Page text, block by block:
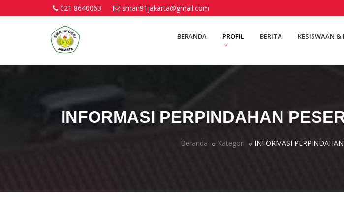
021 8640063 sman91jakarta@gmail.com
BERANDA PROFIL BERITA KESISWAAN &
INFORMASI PERPINDAHAN
Beranda Kategori INFORMASI